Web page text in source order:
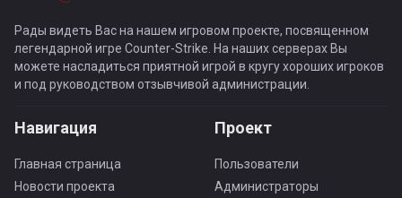
Рады видеть Вас на нашем игровом проекте, посвященном
легендарной игре Counter-Strike. На наших серверах Вы
можете насладиться приятной игрой в кругу хороших игроков
и под руководством отзывчивой администрации.
Навигация
Главная страница
Новости проекта
Проект
Пользователи
Администраторы